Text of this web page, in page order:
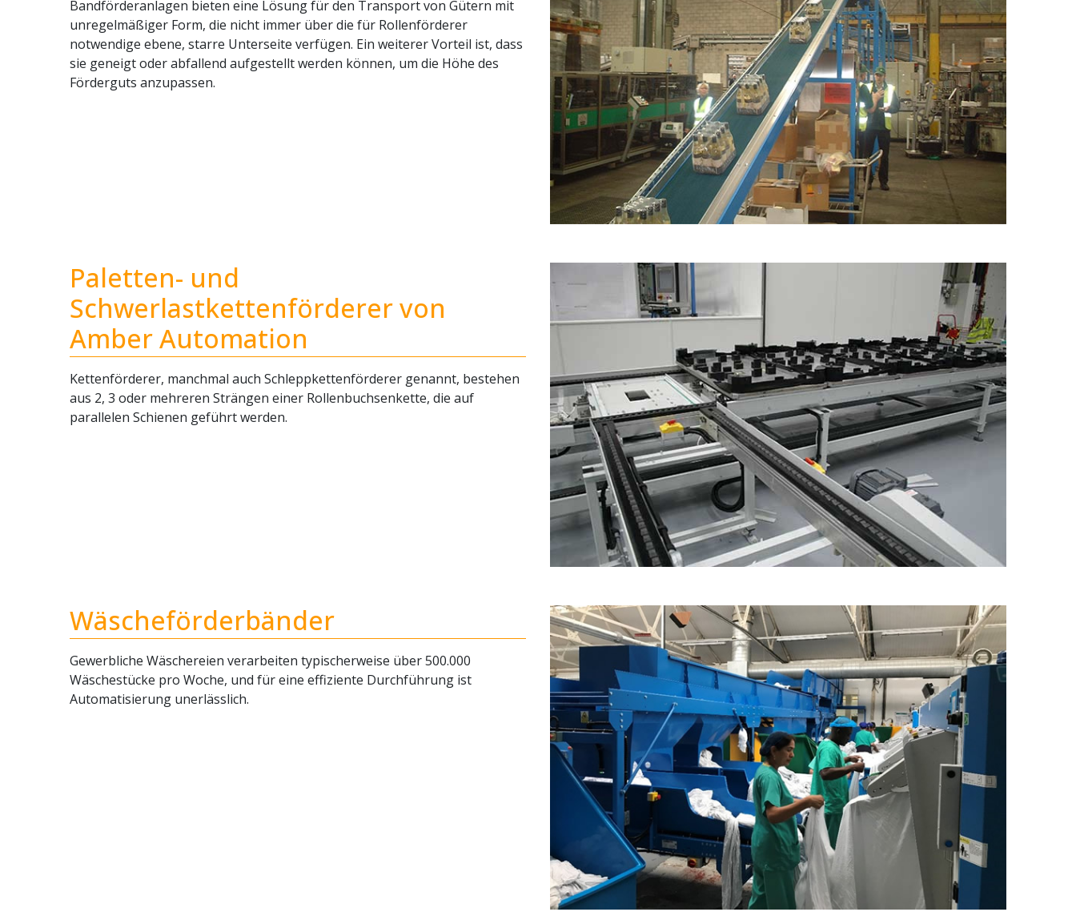
Bandförderanlagen bieten eine Lösung für den Transport von Gütern mit
unregelmäßiger Form, die nicht immer über die für Rollenförderer
notwendige ebene, starre Unterseite verfügen. Ein weiterer Vorteil ist, dass
sie geneigt oder abfallend aufgestellt werden können, um die Höhe des
Förderguts anzupassen.
Paletten- und
Schwerlastkettenförderer von
Amber Automation
Kettenförderer, manchmal auch Schleppkettenförderer genannt, bestehen
aus 2, 3 oder mehreren Strängen einer Rollenbuchsenkette, die auf
parallelen Schienen geführt werden.
Wäscheförderbänder
Gewerbliche Wäschereien verarbeiten typischerweise über 500.000
Wäschestücke pro Woche, und für eine effiziente Durchführung ist
Automatisierung unerlässlich.